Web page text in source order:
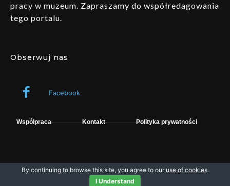
pracy w muzeum. Zapraszamy do współredagowania
tego portalu.
Obserwuj nas
Facebook
Współpraca Kontakt Polityka prywatności
Wszelkie prawa zastrzeżone © fpsystem. Powered by Muzeo.
By continuing to browse this site, you agree to our use of cookies.
I Understand